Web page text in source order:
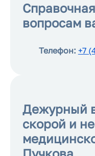
вопросам
Телефон: +7
Дежурный
скорой и